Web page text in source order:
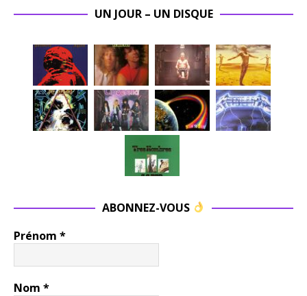
UN JOUR – UN DISQUE
ABONNEZ-VOUS
Prénom *
Nom *